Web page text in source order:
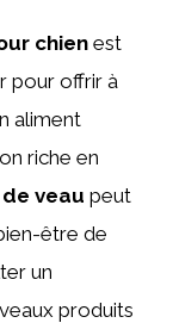
chien est
pour offrir à
aliment
riche en
veau peut
être de
un
produits